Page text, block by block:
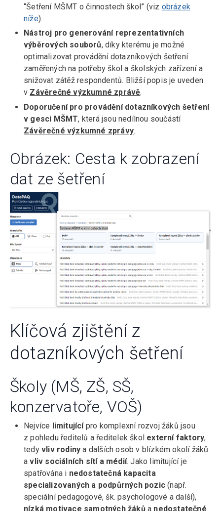
“Šetření MŠMT o činnostech škol” (viz obrázek
níže).
Nástroj pro generování reprezentativních
výběrových souborů, díky kterému je možné
optimalizovat provádění dotazníkových šetření
zaměřených na potřeby škol a školských zařízení a
snižovat zátěž respondentů. Bližší popis je uveden
v Závěrečné výzkumné zprávě.
Doporučení pro provádění dotazníkových šetření
v gesci MŠMT, která jsou nedílnou součástí
Závěrečné výzkumné zprávy.
Obrázek: Cesta k zobrazení
dat ze šetření
Klíčová zjištění z
dotazníkových šetření
Školy (MŠ, ZŠ, SŠ,
konzervatoře, VOŠ)
Nejvíce limitujícípro komplexní rozvoj žáků jsou
z pohledu ředitelů a ředitelek škol externí faktory,
tedy vliv rodiny a dalších osob v blízkém okolí žáků
avliv sociálních sítí a médií. Jako limitující je
spatřována i nedostatečná kapacita
specializovaných a podpůrných pozic(např.
speciální pedagogové, šk. psychologové a další),
nízká motivace samotných žákůa nedostatečné